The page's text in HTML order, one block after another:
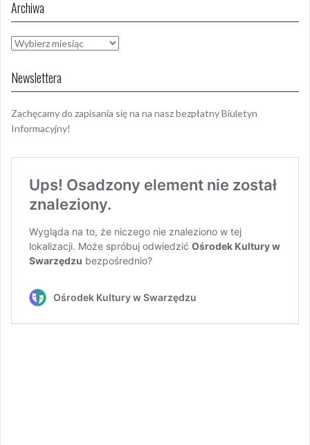
Archiwa
Archiwa
Newslettera
Zachęcamy do zapisania się na na nasz bezpłatny Biuletyn
Informacyjny!